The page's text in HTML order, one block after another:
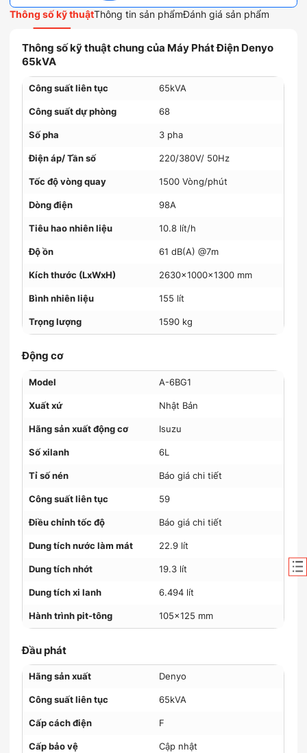
Thông số kỹ thuậtThông tin sản phẩmĐánh giá sản phẩm
Thông số kỹ thuật chung của Máy Phát Điện Denyo
65kVA
Công suất liên tục 65kVA
Công suất dự phòng 68
Số pha 3 pha
Điện áp/ Tần số 220/380V/ 50Hz
Tốc độ vòng quay 1500 Vòng/phút
Dòng điện 98A
Tiêu hao nhiên liệu 10.8 lít/h
Độ ồn 61 dB(A) @7m
Kích thước (LxWxH) 2630x1000x1300 mm
Bình nhiên liệu 155 lít
Trọng lượng 1590 kg
Động cơ
Model A-6BG1
Xuất xứ Nhật Bản
Hãng sản xuất động cơ Isuzu
Số xilanh 6L
Tỉ số nén Báo giá chi tiết
Công suất liên tục 59
Điều chỉnh tốc độ Báo giá chi tiết
Dung tích nước làm mát 22.9 lít
Dung tích nhớt 19.3 lít
Dung tích xi lanh 6.494 lít
Hành trình pit-tông 105x125 mm
Đầu phát
Hãng sản xuất Denyo
Công suất liên tục 65kVA
Cấp cách điện F
Cấp bảo vệ Cập nhật